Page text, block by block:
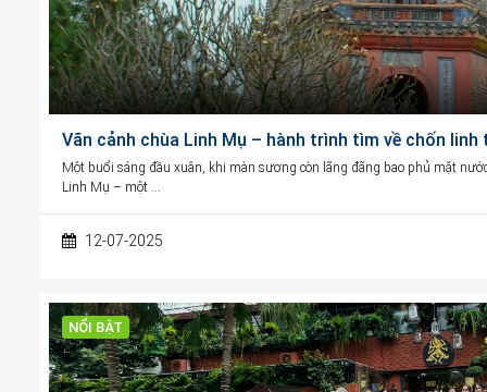
Vãn cảnh chùa Linh Mụ – hành trình tìm về chốn
Một buổi sáng đầu xuân, khi màn sương còn lãng đãng bao phủ mặt
Linh Mụ – một …
12-07-2025
NỔI BẬT